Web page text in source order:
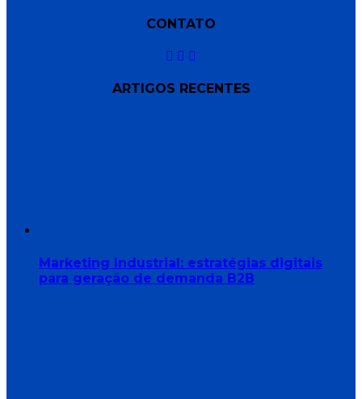
CONTATO
ARTIGOS RECENTES
Marketing Industrial: estratégias digitais
para geração de demanda B2B